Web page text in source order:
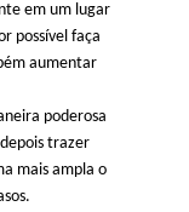
em um lugar
possível faça
aumentar
poderosa
trazer
mais ampla o